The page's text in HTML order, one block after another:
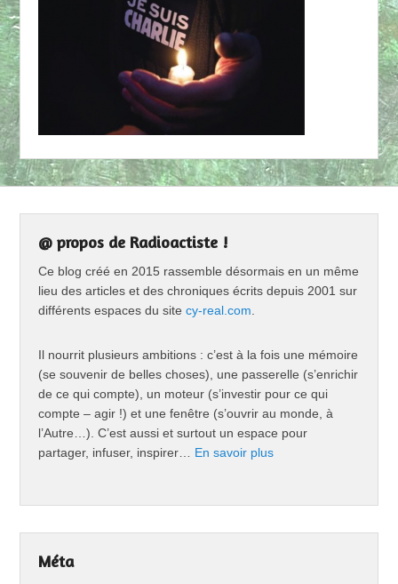
@ propos de Radioactiste !
Ce blog créé en 2015 rassemble désormais en un même
lieu des articles et des chroniques écrits depuis 2001 sur
différents espaces du sitecy-real.com
Il nourrit plusieurs ambitions : c’est à la fois une mémoire
(se souvenir de belles choses), une passerelle (s’enrichir
de ce qui compte), un moteur (s’investir pour ce qui
compte – agir !) et une fenêtre (s’ouvrir au monde, à
l’Autre…). C’est aussi et surtout un espace pour
partager, infuser, inspirer… En savoir plus
Méta